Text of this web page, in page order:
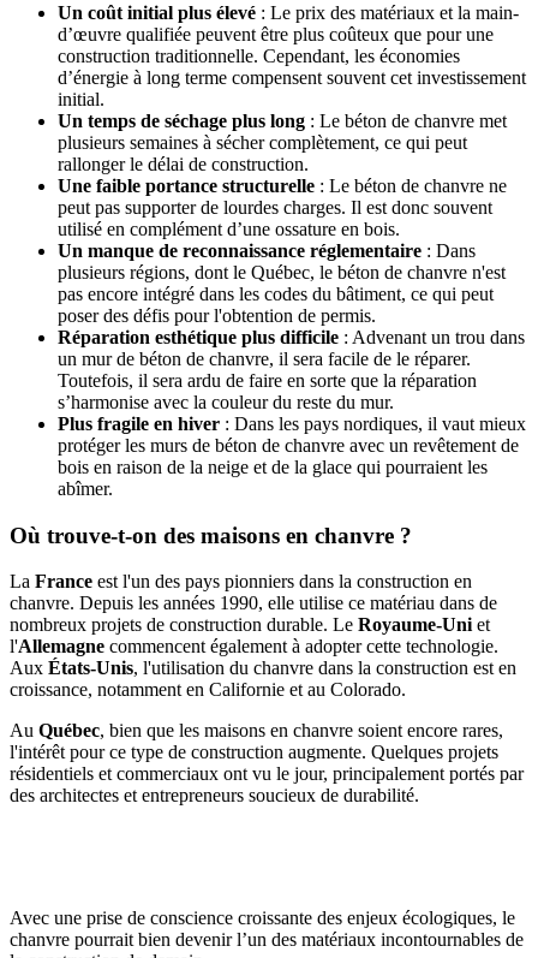
Un coût initial plus élevé : Le prix des matériaux et la main-
d’œuvre qualifiée peuvent être plus coûteux que pour une
construction traditionnelle. Cependant, les économies
d’énergie à long terme compensent souvent cet investissement
initial.
Un temps de séchage plus long : Le béton de chanvre met
plusieurs semaines à sécher complètement, ce qui peut
rallonger le délai de construction.
Une faible portance structurelle : Le béton de chanvre ne
peut pas supporter de lourdes charges. Il est donc souvent
utilisé en complément d’une ossature en bois.
Un manque de reconnaissance réglementaire : Dans
plusieurs régions, dont le Québec, le béton de chanvre n'est
pas encore intégré dans les codes du bâtiment, ce qui peut
poser des défis pour l'obtention de permis.
Réparation esthétique plus difficile : Advenant un trou dans
un mur de béton de chanvre, il sera facile de le réparer.
Toutefois, il sera ardu de faire en sorte que la réparation
s’harmonise avec la couleur du reste du mur.
Plus fragile en hiver : Dans les pays nordiques, il vaut mieux
protéger les murs de béton de chanvre avec un revêtement de
bois en raison de la neige et de la glace qui pourraient les
abîmer.
Où trouve-t-on des maisons en chanvre ?
La France est l'un des pays pionniers dans la construction en
chanvre. Depuis les années 1990, elle utilise ce matériau dans de
nombreux projets de construction durable. Le Royaume-Uni et
l'Allemagne commencent également à adopter cette technologie.
Aux États-Unis, l'utilisation du chanvre dans la construction est en
croissance, notamment en Californie et au Colorado.
Au Québec, bien que les maisons en chanvre soient encore rares,
l'intérêt pour ce type de construction augmente. Quelques projets
résidentiels et commerciaux ont vu le jour, principalement portés par
des architectes et entrepreneurs soucieux de durabilité.
Avec une prise de conscience croissante des enjeux écologiques, le
chanvre pourrait bien devenir l’un des matériaux incontournables de